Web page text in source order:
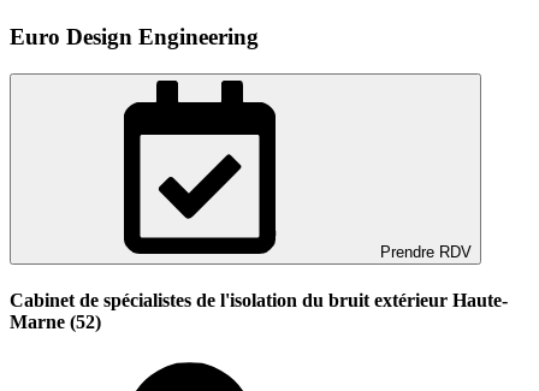
Euro Design Engineering
Prendre RDV
Cabinet de spécialistes de l'isolation du bruit extérieur Haute-
Marne (52)